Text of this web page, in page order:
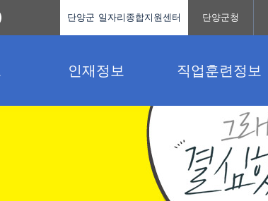
인재정보 직업훈련정보
단양군 일자리종합지원센터 단양군청